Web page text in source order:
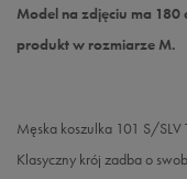
Model na zdjęciu ma
produkt w rozmiarze M.
Męska koszulka 101 S/
Klasyczny krój zadba o